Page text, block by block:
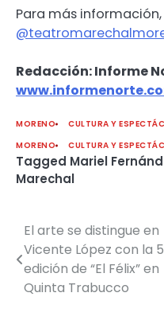
Para más
Redacción: Informe
MORENO CULTURA Y
MORENO
CULTURA Y
Tagged Mariel
Marechal
Navegación
de
entradas
El arte se distingue en
Vicente López con la
edición de “El Félix” en
Quinta Trabucco